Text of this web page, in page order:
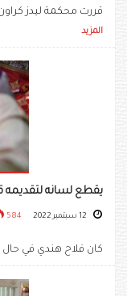
قررت محكمة ليدز
المزيد
يقطع لسانه لتقديمه
584
كان فلاح هندي في حال